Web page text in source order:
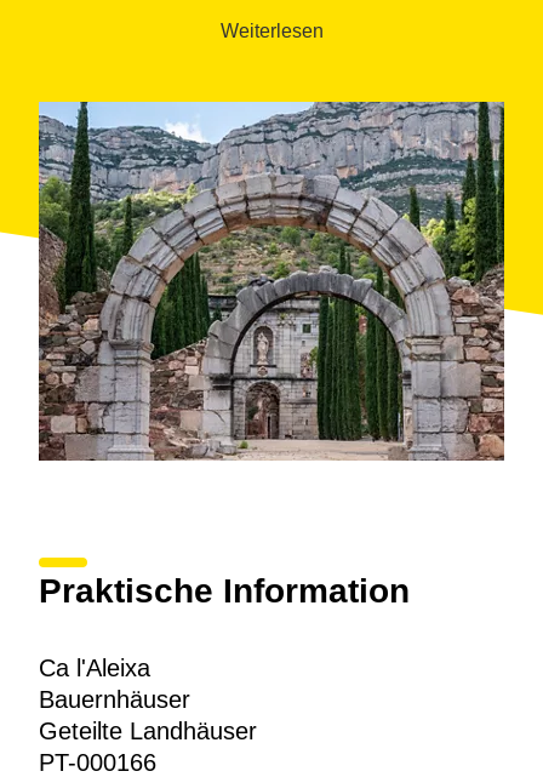
ein Familienzimmer
Die freundlichen Besitzer bietenFührungenund
umfangreiche Informationüber die Gegend. Man
kann z. B. eine Höhle besichtigen, die während des
Bürgerkriegs als Hospital verwendet wurde.
Das nahegelegene Kartäuserkloster Scala Dei, der
Ursprung der Weine aus dem Priorat, macht dieses
Bauernhaus noch interessanter.
Weiterlesen
Praktische Information
Ca l'Aleixa
Bauernhäuser
Geteilte Landhäuser
PT-000166